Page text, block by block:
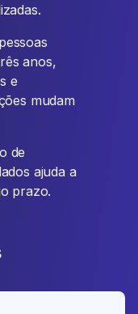
anos,
e
mudam
de
ajuda a
prazo.